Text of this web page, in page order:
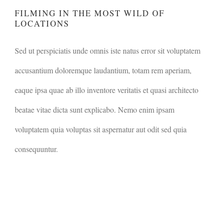
FILMING IN THE MOST WILD OF
LOCATIONS
Sed ut perspiciatis unde omnis iste natus error sit voluptatem
accusantium doloremque laudantium, totam rem aperiam,
eaque ipsa quae ab illo inventore veritatis et quasi architecto
beatae vitae dicta sunt explicabo. Nemo enim ipsam
voluptatem quia voluptas sit aspernatur aut odit sed quia
consequuntur.